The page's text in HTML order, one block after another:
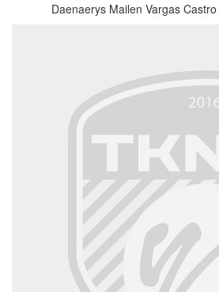
Daenaerys Mailen Vargas Castro